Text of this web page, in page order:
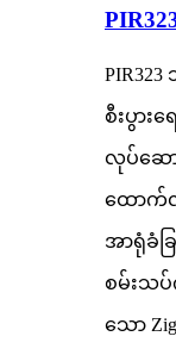
စီးပွာ
လုပ်ဆော
ထောက်လှ
အာရုံခံခ
စမ်းသပ်
သော